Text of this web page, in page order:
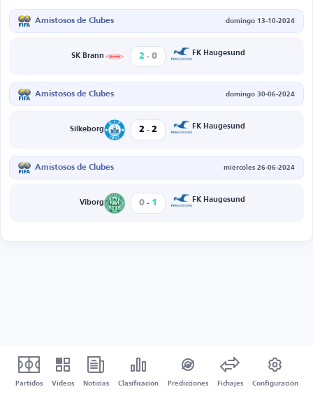
Amistosos de Clubes domingo 13-10-2024
SK Brann 2 - 0 FK Haugesund
Amistosos de Clubes domingo 30-06-2024
Silkeborg 2 - 2 FK Haugesund
Amistosos de Clubes miércoles 26-06-2024
Viborg 0 - 1 FK Haugesund
Partidos Vídeos Noticias Clasificación Predicciones Fichajes Configuración